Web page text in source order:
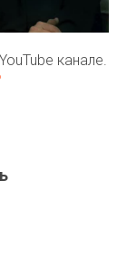
канале.